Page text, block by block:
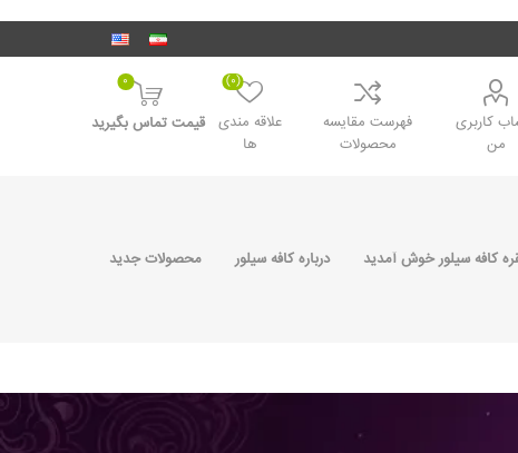
کاربری
من
فهرست مقایسه
محصولات
علاقه مندی
ها
(0)
0
قیمت تماس بگیرید
کافه سیلور خوش آمدید درباره کافه سیلور محصولات جدید